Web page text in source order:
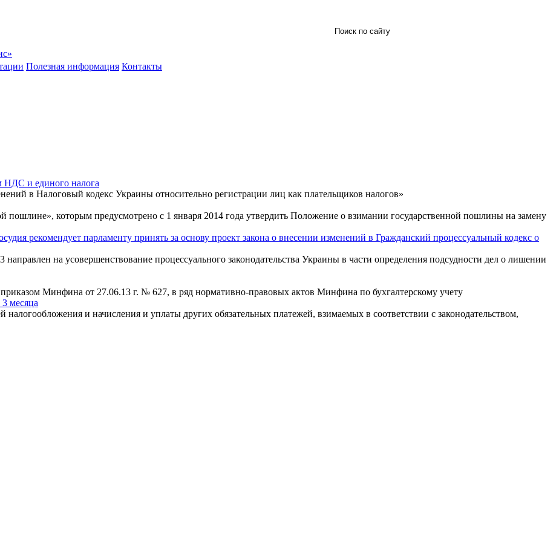
Полезная информация Контакты
НДС и единого налога
в Налоговый кодекс Украины относительно регистрации лиц как плательщиков налогов»
пошлине», которым предусмотрено с 1 января 2014 года утвердить Положение о взимании государственной пошлины на замену
рекомендует парламенту принять за основу проект закона о внесении изменений в Гражданский процессуальный кодекс о
на усовершенствование процессуального законодательства Украины в части определения подсудности дел о лишении
Минфина от 27.06.13 г. № 627, в ряд нормативно-правовых актов Минфина по бухгалтерскому учету
месяца
и начисления и уплаты других обязательных платежей, взимаемых в соответствии с законодательством,